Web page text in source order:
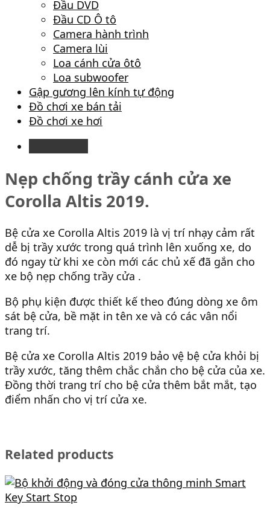
Đầu DVD
Đầu CD Ô tô
Camera hành trình
Camera lùi
Loa cánh cửa ôtô
Loa subwoofer
Gập gương lên kính tự động
Đồ chơi xe bán tải
Đồ chơi xe hơi
Nẹp chống trầy cánh cửa xe
Corolla Altis 2019.
Bệ cửa xe Corolla Altis 2019 là vị trí nhạy cảm rất
dễ bị trầy xước trong quá trình lên xuống xe, do
đó ngay từ khi xe còn mới các chủ xế đã gắn cho
xe bộ nẹp chống trầy cửa .
Bộ phụ kiện được thiết kế theo đúng dòng xe ôm
sát bệ cửa, bề mặt in tên xe và có các vân nổi
trang trí.
Bệ cửa xe Corolla Altis 2019 bảo vệ bệ cửa khỏi bị
trầy xước, tăng thêm chắc chắn cho bệ cửa của xe.
Đồng thời trang trí cho bệ cửa thêm bắt mắt, tạo
điểm nhấn cho vị trí cửa xe.
Related products